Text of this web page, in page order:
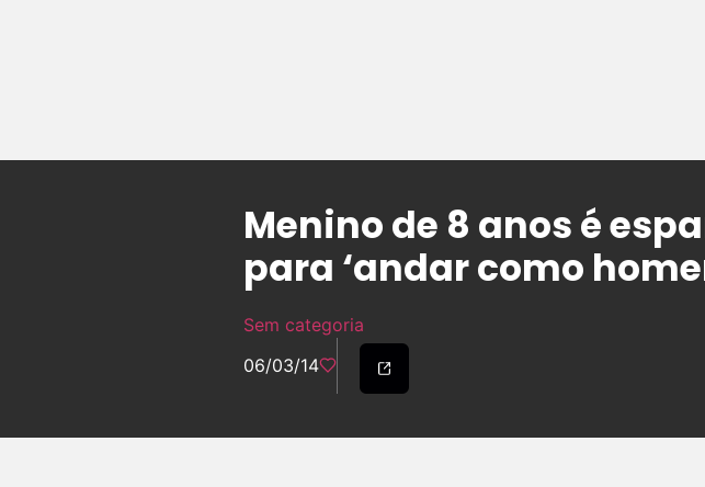
Menino de 8 anos é
para ‘andar como
Sem categoria
06/03/14